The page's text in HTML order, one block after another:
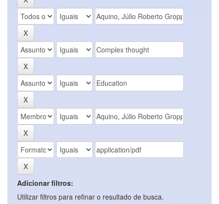
Adicionar filtros:
Utilizar filtros para refinar o resultado de busca.